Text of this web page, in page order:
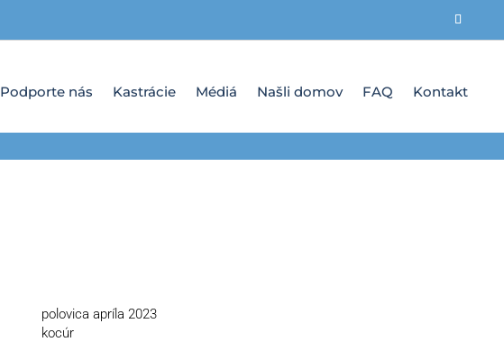
Podporte nás Kastrácie Médiá Našli domov FAQ Kontakt
polovica apríla 2023
kocúr